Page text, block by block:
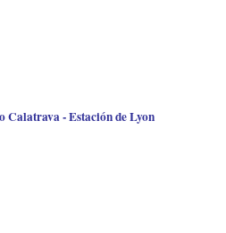
Calatrava - Estación de Lyon